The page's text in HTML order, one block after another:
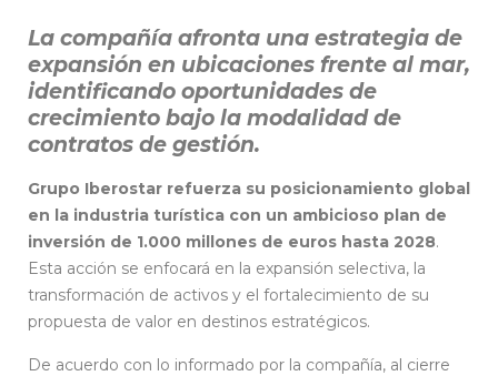
La compañía afronta una estrategia de
expansión en ubicaciones frente al mar,
identificando oportunidades de
crecimiento bajo la modalidad de
contratos de gestión.
Grupo Iberostar refuerza su posicionamiento global
en la industria turística con un ambicioso plan de
inversión de 1.000 millones de euros hasta 2028.
Esta acción se enfocará en la expansión selectiva, la
transformación de activos y el fortalecimiento de su
propuesta de valor en destinos estratégicos.
De acuerdo con lo informado por la compañía, al cierre